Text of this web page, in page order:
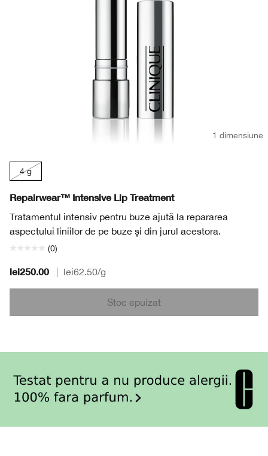
1 dimensiune
4 g
Repairwear™ Intensive Lip Treatment
Tratamentul intensiv pentru buze ajută la repararea
aspectului liniilor de pe buze și din jurul acestora.
(0)
lei250.00 lei62.50/g
Stoc epuizat